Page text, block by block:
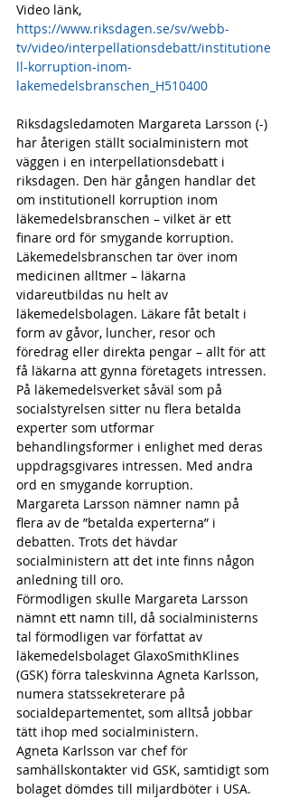
Video länk,
https://www.riksdagen.se/sv/webb-
tv/video/interpellationsdebatt/institutione
ll-korruption-inom-
lakemedelsbranschen_H510400
Riksdagsledamoten Margareta Larsson (-)
har återigen ställt socialministern mot
väggen i en interpellationsdebatt i
riksdagen. Den här gången handlar det
om institutionell korruption inom
läkemedelsbranschen – vilket är ett
finare ord för smygande korruption.
Läkemedelsbranschen tar över inom
medicinen alltmer – läkarna
vidareutbildas nu helt av
läkemedelsbolagen. Läkare fåt betalt i
form av gåvor, luncher, resor och
föredrag eller direkta pengar – allt för att
få läkarna att gynna företagets intressen.
På läkemedelsverket såväl som på
socialstyrelsen sitter nu flera betalda
experter som utformar
behandlingsformer i enlighet med deras
uppdragsgivares intressen. Med andra
ord en smygande korruption.
Margareta Larsson nämner namn på
flera av de ”betalda experterna” i
debatten. Trots det hävdar
socialministern att det inte finns någon
anledning till oro.
Förmodligen skulle Margareta Larsson
nämnt ett namn till, då socialministerns
tal förmodligen var författat av
läkemedelsbolaget GlaxoSmithKlines
(GSK) förra taleskvinna Agneta Karlsson,
numera statssekreterare på
socialdepartementet, som alltså jobbar
tätt ihop med socialministern.
Agneta Karlsson var chef för
samhällskontakter vid GSK, samtidigt som
bolaget dömdes till miljardböter i USA.